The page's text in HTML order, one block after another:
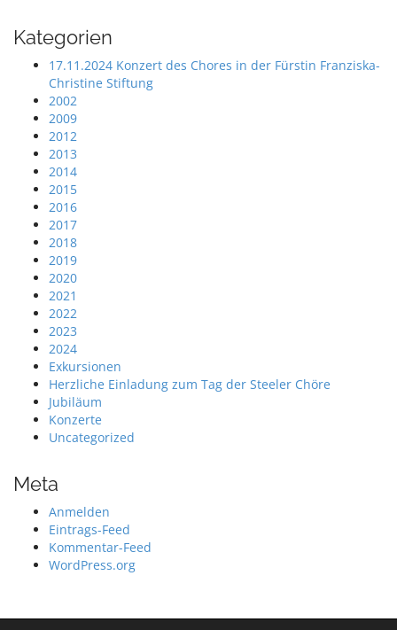
Kategorien
17.11.2024 Konzert des Chores in der Fürstin Franziska-
Christine Stiftung
2002
2009
2012
2013
2014
2015
2016
2017
2018
2019
2020
2021
2022
2023
2024
Exkursionen
Herzliche Einladung zum Tag der Steeler Chöre
Jubiläum
Konzerte
Uncategorized
Meta
Anmelden
Eintrags-Feed
Kommentar-Feed
WordPress.org